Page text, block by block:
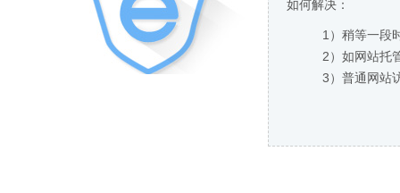
如何解决：
1）稍等一段
2）如网站托
3）普通网站